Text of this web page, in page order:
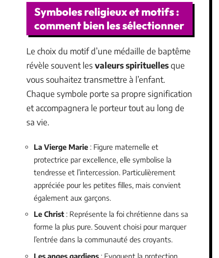
Symboles religieux et motifs :
comment bien les sélectionner
Le choix du motif d’une médaille de baptême
révèle souvent les valeurs spirituellesque
vous souhaitez transmettre à l’enfant.
Chaque symbole porte sa propre signification
et accompagnera le porteur tout au long de
sa vie.
La Vierge Marie : Figure maternelle et
protectrice par excellence, elle symbolise la
tendresse et l’intercession. Particulièrement
appréciée pour les petites filles, mais convient
également aux garçons.
Le Christ : Représente la foi chrétienne dans sa
forme la plus pure. Souvent choisi pour marquer
l’entrée dans la communauté des croyants.
Les anges gardiens : Evoquent la protection